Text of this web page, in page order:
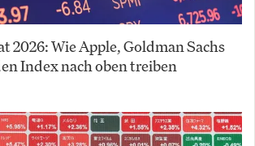
2026: Wie Apple, Goldman Sachs
Index nach oben treiben